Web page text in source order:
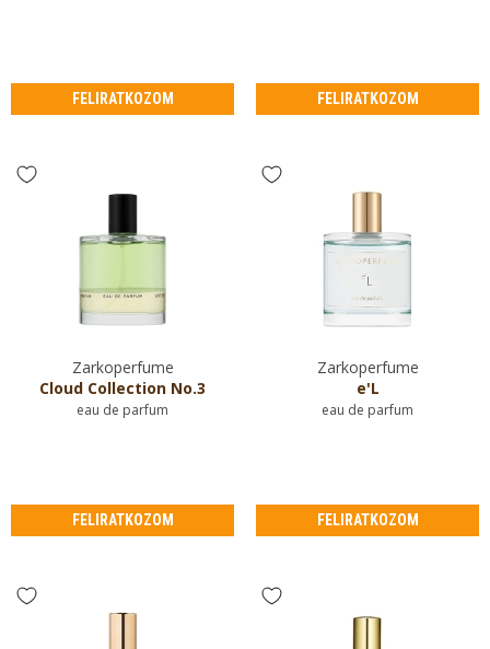
FELIRATKOZOM FELIRATKOZOM
Zarkoperfume
Cloud Collection No.3
eau de parfum
FELIRATKOZOM
Zarkoperfume
e'L
eau de parfum
FELIRATKOZOM